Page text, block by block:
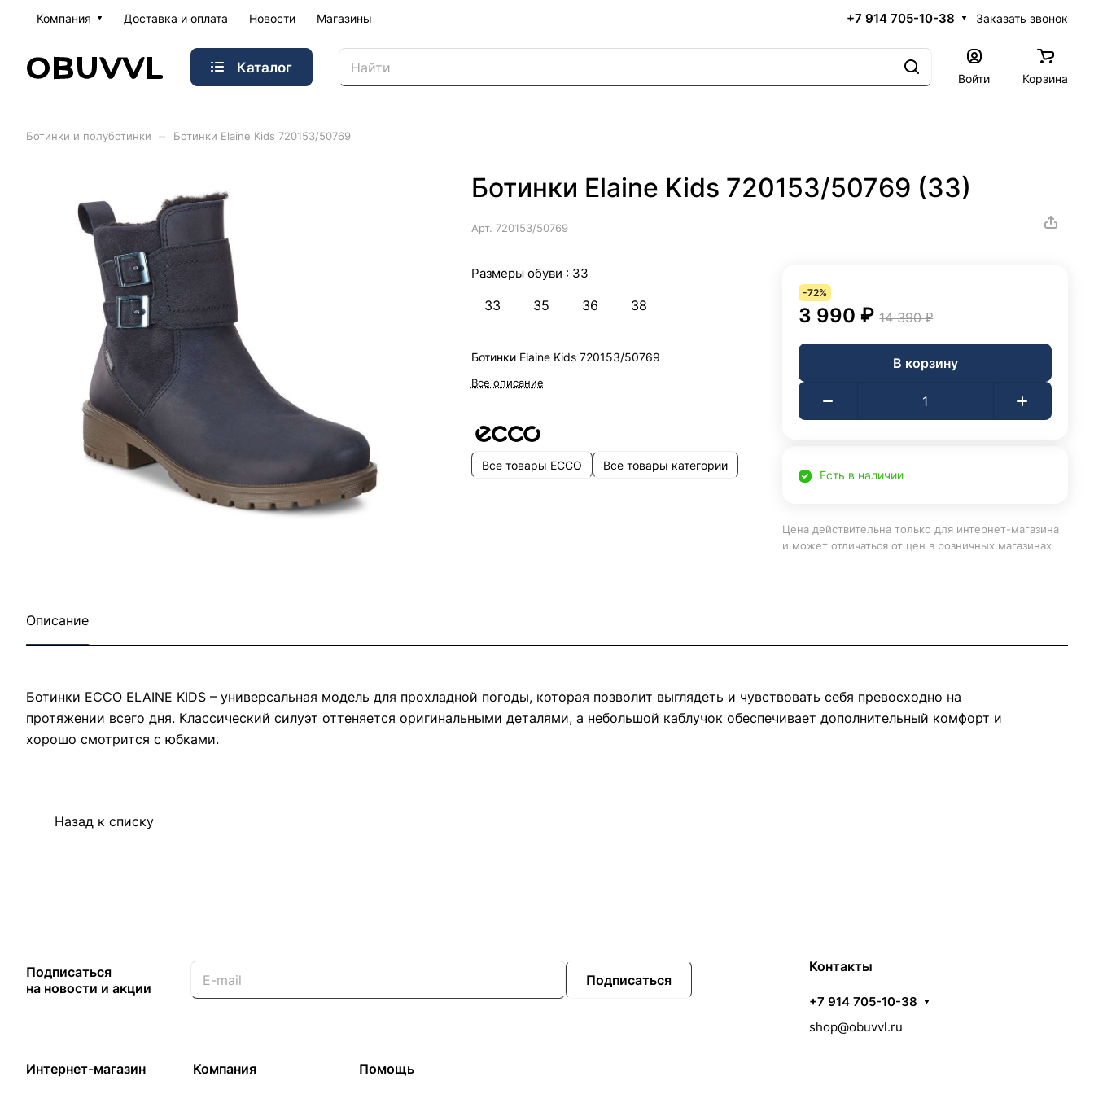
Компания Доставка и оплата Новости Магазины +7 914 705-10-38 Заказать звонок
Каталог
Войти Корзина
Ботинки и полуботинки Ботинки Elaine Kids 720153/50769
Ботинки Elaine Kids 720153/50769 (33)
Арт. 720153/50769
Размеры обуви : 33
33 35 36 38
Ботинки Elaine Kids 720153/50769
Все описание
Все товары ECCO Все товары категории
-72%
3 990 ₽ 14 390 ₽
В корзину
Есть в наличии
Цена действительна только для интернет-магазина
и может отличаться от цен в розничных магазинах
Описание
Ботинки ECCO ELAINE KIDS – универсальная модель для прохладной погоды, которая позволит выглядеть и чувствовать себя превосходно на
протяжении всего дня. Классический силуэт оттеняется оригинальными деталями, а небольшой каблучок обеспечивает дополнительный комфорт и
хорошо смотрится с юбками.
Назад к списку
Подписаться
на новости и акции
Подписаться
Интернет-магазин Компания Помощь
Контакты
+7 914 705-10-38
shop@obuvvl.ru